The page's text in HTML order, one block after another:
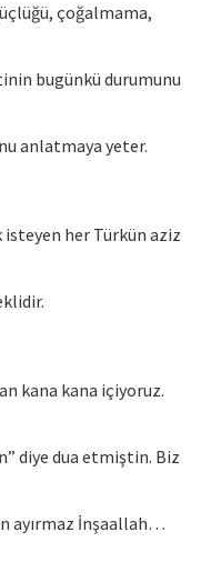
çoğalmama,
bugünkü durumunu
anlatmaya yeter.
her Türkün aziz
kana kana içiyoruz.
diye dua etmiştin. Biz
ayırmaz İnşaallah…